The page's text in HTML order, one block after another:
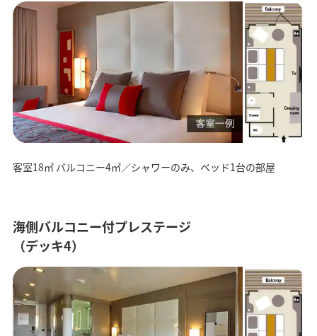
客室18㎡ バルコニー4㎡／シャワーのみ、ベッド1台の部屋
海側バルコニー付プレステージ
（デッキ4）